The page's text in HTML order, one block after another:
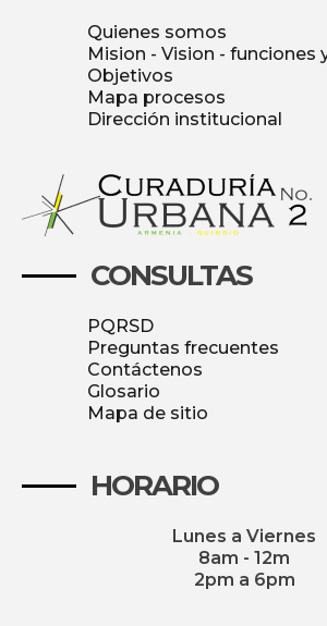
Quienes somos
Mision - Vision - funciones
Objetivos
Mapa procesos
Dirección institucional
CONSULTAS
PQRSD
Preguntas frecuentes
Contáctenos
Glosario
Mapa de sitio
HORARIO
Lunes a Viernes
8am - 12m
2pm a 6pm